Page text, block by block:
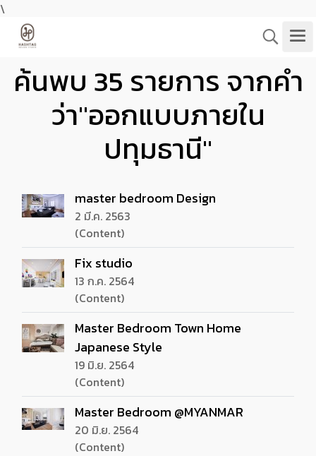
\
ค้นพบ 35 รายการ จากคำ
ว่า"ออกแบบภายใน
ปทุมธานี"
master bedroom Design
2 มี.ค. 2563
(Content)
Fix studio
13 ก.ค. 2564
(Content)
Master Bedroom Town Home
Japanese Style
19 มิ.ย. 2564
(Content)
Master Bedroom @MYANMAR
20 มิ.ย. 2564
(Content)